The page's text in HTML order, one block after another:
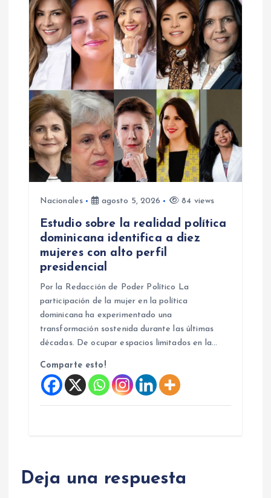
Nacionales agosto 5, 2026 84 views
Estudio sobre la realidad política
dominicana identifica a diez
mujeres con alto perfil
presidencial
Por la Redacción de Poder Político La
participación de la mujer en la política
dominicana ha experimentado una
transformación sostenida durante las últimas
décadas. De ocupar espacios limitados en la…
Comparte esto!
Deja una respuesta